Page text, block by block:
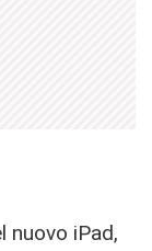
nuovo iPad,